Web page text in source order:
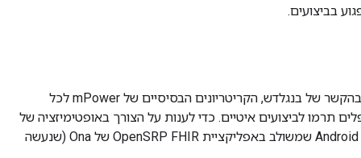
זוהו פרמטרים לאופטימיזציה של הביצועים, כולל זמני טעינה ממוצעים לדיירים, למטופלים ולשירותים, וחלוקה לדפים של רשימות מטופלים. בהקשר של בנגלדש, הקריטריונים הבסיסיים של mPower לכל
בנפח גבוה יותר של מטופלים תרמו לביצועים איטיים. כדי לענות על הצורך באופטימיזציה של
הביצועים בקנה מידה רחב, צוות mPower עבד בשיתוף פעולה הדוק עם צוותי Open Health Stack ו-Ona כדי לפתח שיפורים ב-Android FHIR SDK שמשולב באפליקציית OpenSRP FHIR של Ona (שנעשה